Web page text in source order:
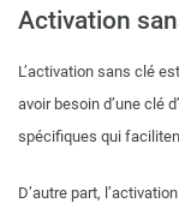
Activation
L’activation sans clé
avoir besoin d’une clé
spécifiques qui
D’autre part,